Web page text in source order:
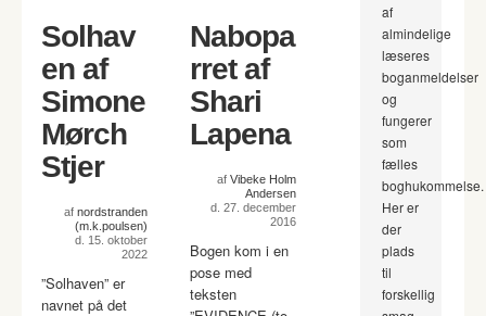
Solhav
en af
Simone
Mørch
Stjer
af nordstranden
(m.k.poulsen)
d. 15. oktober
2022
”Solhaven” er
navnet på det
Nabopa
rret af
Shari
Lapena
af Vibeke Holm
Andersen
d. 27. december
2016
Bogen kom i en
pose med
teksten
af
almindelige
læseres
boganmeldelser
og
fungerer
som
fælles
boghukommelse.
Her er
der
plads
til
forskellig